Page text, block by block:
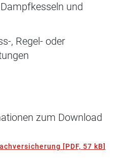
und
, Regel- oder
zum Download
[PDF, 57 kB]